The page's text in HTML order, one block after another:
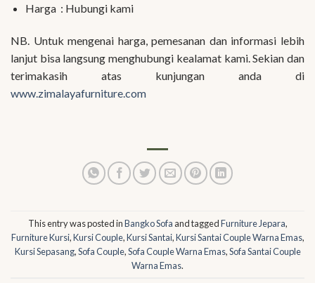
Harga : Hubungi kami
NB. Untuk mengenai harga, pemesanan dan informasi lebih
lanjut bisa langsung menghubungi kealamat kami. Sekian dan
terimakasih atas kunjungan anda di
www.zimalayafurniture.com
This entry was posted inBangko Sofa and taggedFurniture Jepara,
Furniture Kursi,Kursi Couple,Kursi Santai,Kursi Santai Couple Warna Emas,
Kursi Sepasang,Sofa Couple,Sofa Couple Warna Emas,Sofa Santai Couple
Warna Emas.